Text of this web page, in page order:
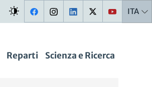
ITA
Reparti Scienza e Ricerca